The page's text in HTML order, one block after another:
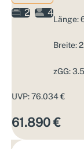
2
4
Länge:
Breite:
zGG:
UVP: 76.034 €
61.890 €